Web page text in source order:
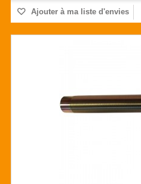
Ajouter à ma liste d'envies